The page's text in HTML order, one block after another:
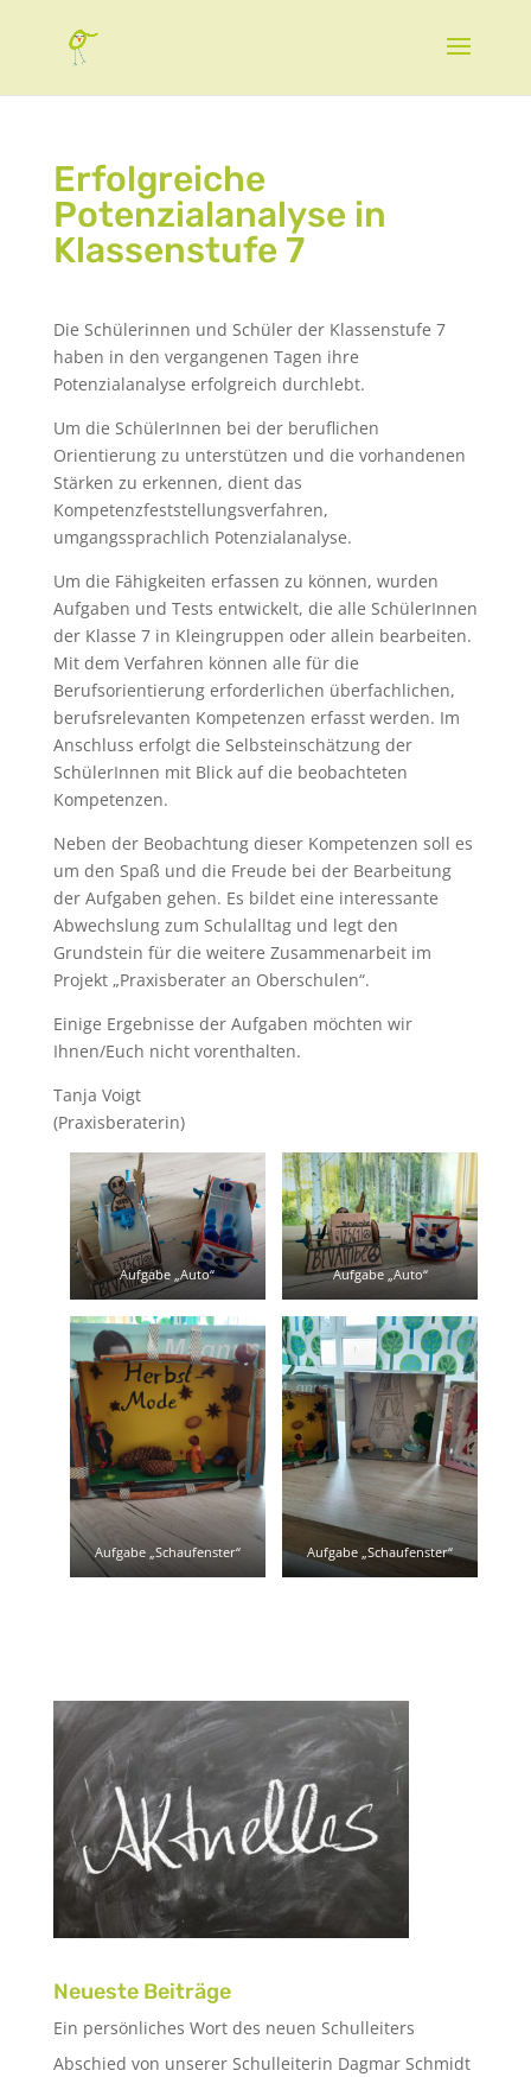
Erfolgreiche
Potenzialanalyse in
Klassenstufe 7
Die Schülerinnen und Schüler der Klassenstufe 7
haben in den vergangenen Tagen ihre
Potenzialanalyse erfolgreich durchlebt.
Um die SchülerInnen bei der beruflichen
Orientierung zu unterstützen und die vorhandenen
Stärken zu erkennen, dient das
Kompetenzfeststellungsverfahren,
umgangssprachlich Potenzialanalyse.
Um die Fähigkeiten erfassen zu können, wurden
Aufgaben und Tests entwickelt, die alle SchülerInnen
der Klasse 7 in Kleingruppen oder allein bearbeiten.
Mit dem Verfahren können alle für die
Berufsorientierung erforderlichen überfachlichen,
berufsrelevanten Kompetenzen erfasst werden. Im
Anschluss erfolgt die Selbsteinschätzung der
SchülerInnen mit Blick auf die beobachteten
Kompetenzen.
Neben der Beobachtung dieser Kompetenzen soll es
um den Spaß und die Freude bei der Bearbeitung
der Aufgaben gehen. Es bildet eine interessante
Abwechslung zum Schulalltag und legt den
Grundstein für die weitere Zusammenarbeit im
Projekt „Praxisberater an Oberschulen“.
Einige Ergebnisse der Aufgaben möchten wir
Ihnen/Euch nicht vorenthalten.
Tanja Voigt
(Praxisberaterin)
Aufgabe „Auto“ Aufgabe „Auto“
Aufgabe „Schaufenster“ Aufgabe „Schaufenster“
Neueste Beiträge
Ein persönliches Wort des neuen Schulleiters
Abschied von unserer Schulleiterin Dagmar Schmidt